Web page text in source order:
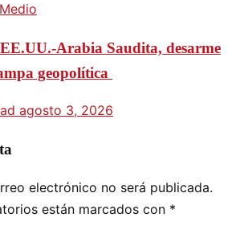
Arabia Saudita, desarme
geopolítica
agosto 3, 2026
electrónico no será publicada.
están marcados con *